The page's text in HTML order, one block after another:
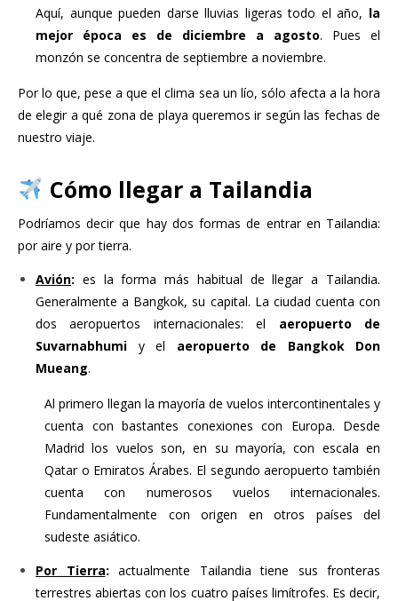
Aquí, aunque pueden darse lluvias ligeras todo el año, la
mejor época es de diciembre a agosto. Pues el
monzón se concentra de septiembre a noviembre.
Por lo que, pese a que el clima sea un lío, sólo afecta a la hora
de elegir a qué zona de playa queremos ir según las fechas de
nuestro viaje.
Cómo llegar a Tailandia
Podríamos decir que hay dos formas de entrar en Tailandia:
por aire y por tierra.
Avión: es la forma más habitual de llegar a Tailandia.
Generalmente a Bangkok, su capital. La ciudad cuenta con
dos aeropuertos internacionales: el aeropuerto de
Suvarnabhumi y el aeropuerto de Bangkok Don
Mueang.
Al primero llegan la mayoría de vuelos intercontinentales y
cuenta con bastantes conexiones con Europa. Desde
Madrid los vuelos son, en su mayoría, con escala en
Qatar o Emiratos Árabes. El segundo aeropuerto también
cuenta con numerosos vuelos internacionales.
Fundamentalmente con origen en otros países del
sudeste asiático.
Por Tierra: actualmente Tailandia tiene sus fronteras
terrestres abiertas con los cuatro países limítrofes. Es decir,